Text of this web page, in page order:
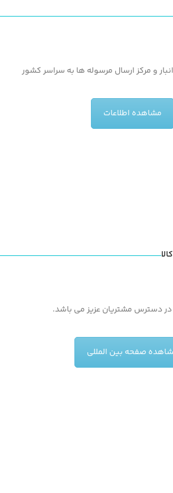
و مرکز ارسال مرسوله ها به سراسر کشور
مشاهده اطلاعات
دسترس مشتریان عزیز می باشد.
صفحه بین المللی